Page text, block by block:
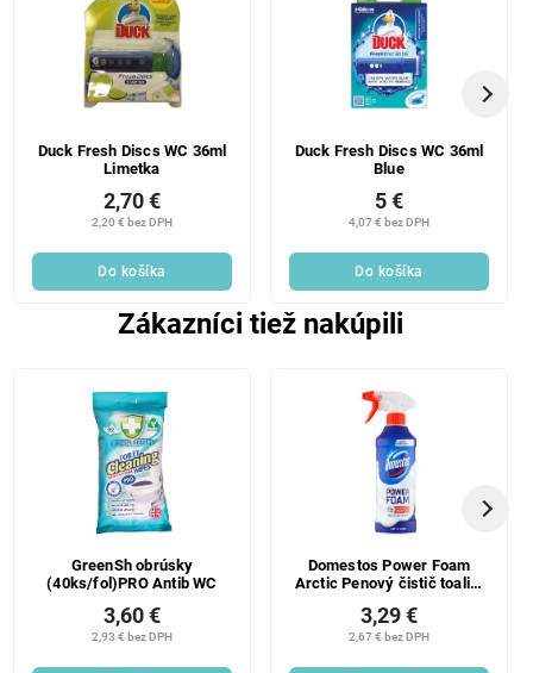
Duck Fresh Discs WC 36ml
Limetka
2,20 € bez DPH
2,70 €
Do košíka
Duck Fresh Discs WC 36ml
Blue
4,07 € bez DPH
5 €
Do košíka
Zákazníci tiež nakúpili
GreenSh obrúsky
(40ks/fol)PRO Antib WC
2,93 € bez DPH
3,60 €
Domestos Power Foam
Arctic Penový čistič toaliet
2,67 € bez DPH
3,29 €